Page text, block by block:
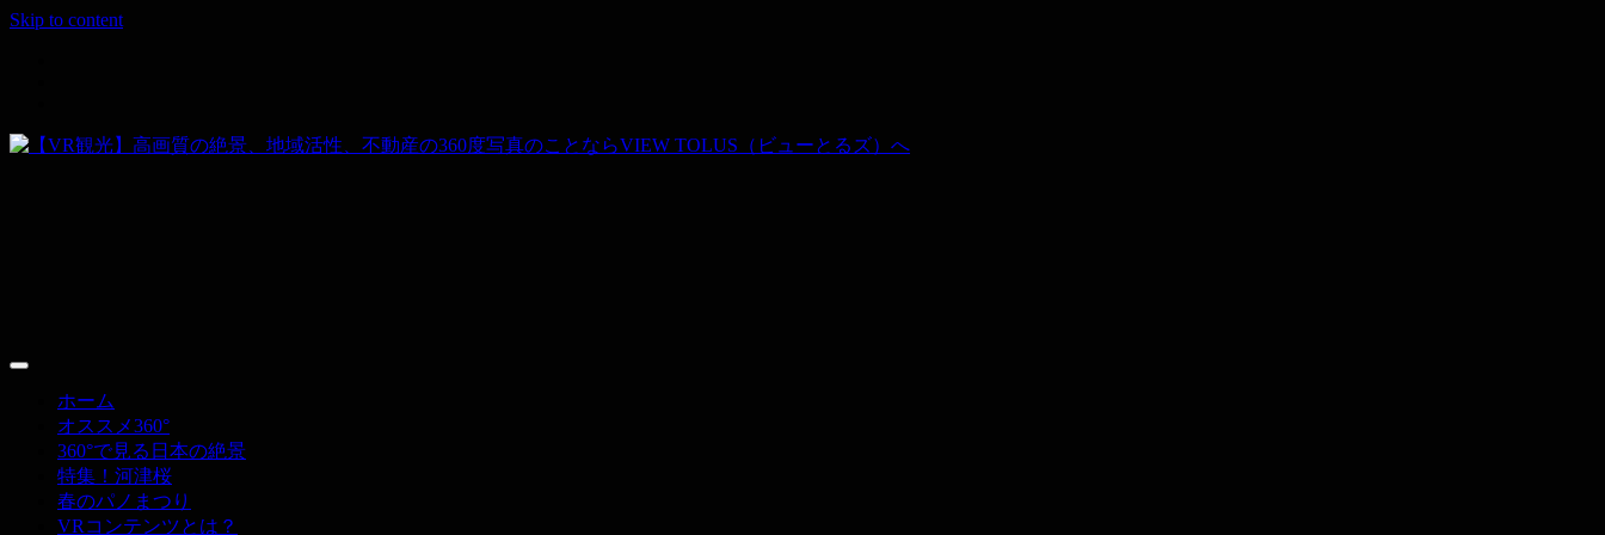
Skip to content
ホーム
オススメ360°
360°で見る日本の絶景
特集！河津桜
春のパノまつり
VRコンテンツとは？